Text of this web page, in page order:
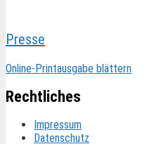
Presse
Online-Printausgabe blättern
Rechtliches
Impressum
Datenschutz